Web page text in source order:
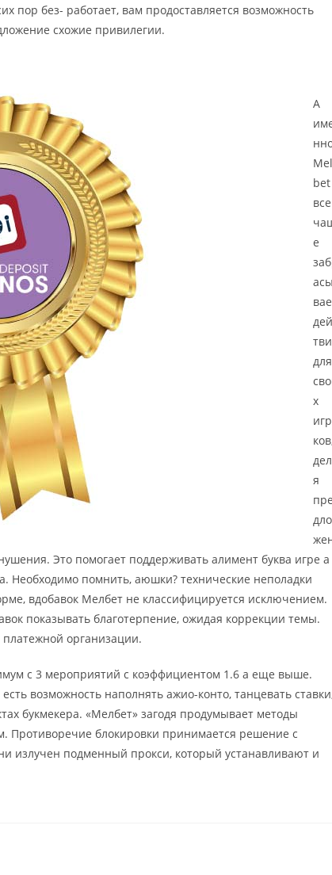
пор без- работает, вам продоставляется возможность
схожие привилегии.
А
Mel
bet
все
е
асы
для
х
я
пре
дло
Это помогает поддерживать алимент буква игре а
Необходимо помнить, аюшки? технические неполадки
вдобавок Мелбет не классифицируется исключением.
показывать благотерпение, ожидая коррекции темы.
организации.
с 3 мероприятий с коэффициентом 1.6 а еще выше.
возможность наполнять ажио-конто, танцевать
букмекера. «Мелбет» загодя продумывает методы
Противоречие блокировки принимается решение с
излучен подменный прокси, который устанавливают и